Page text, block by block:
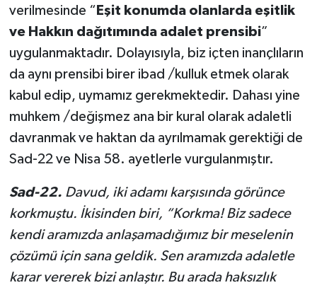
verilmesinde “ Eşit konumda olanlarda eşitlik
ve Hakkın dağıtımında adalet prensibi”
uygulanmaktadır. Dolayısıyla, biz içten inançlıların
da aynı prensibi birer ibad /kulluk etmek olarak
kabul edip, uymamız gerekmektedir. Dahası yine
muhkem /değişmez ana bir kural olarak adaletli
davranmak ve haktan da ayrılmamak gerektiği de
Sad-22 ve Nisa 58. ayetlerle vurgulanmıştır.
Sad-22. Da­vud, iki adamı karşısında görünce
korkmuştu. İkisinden biri, “Korkma! Biz sadece
kendi aramızda anlaşamadığımız bir meselenin
çözümü için sana geldik. Sen aramızda adaletle
karar vererek bizi ­anlaştır. Bu arada haksızlık